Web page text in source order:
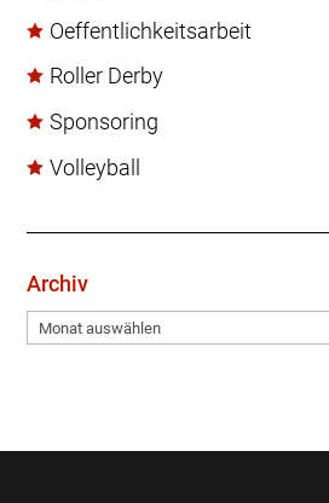
Oeffentlichkeitsarbeit
Roller Derby
Sponsoring
Volleyball
Archiv
Archiv